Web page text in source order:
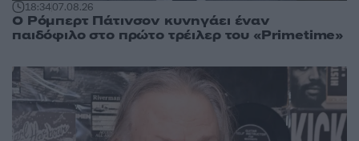
18:3407.08.26
Ο Ρόμπερτ Πάτινσον κυνηγάει έναν
παιδόφιλο στο πρώτο τρέιλερ του «Primetime»